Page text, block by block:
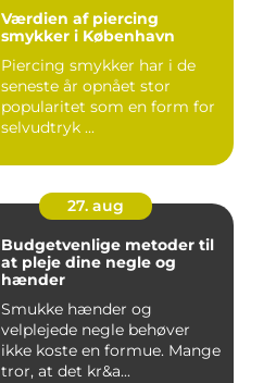
Værdien af piercing
smykker i København
Piercing smykker har i de
seneste år opnået stor
popularitet som en form for
selvudtryk ...
27. aug
Budgetvenlige metoder til
at pleje dine negle og
hænder
Smukke hænder og
velplejede negle behøver
ikke koste en formue. Mange
tror, at det kr&a...